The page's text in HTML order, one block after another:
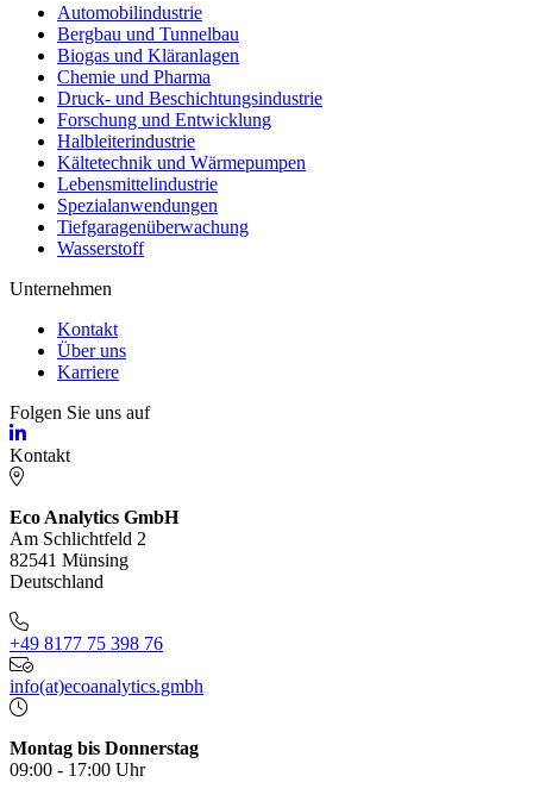
Automobilindustrie
Bergbau und Tunnelbau
Biogas und Kläranlagen
Chemie und Pharma
Druck- und Beschichtungsindustrie
Forschung und Entwicklung
Halbleiterindustrie
Kältetechnik und Wärmepumpen
Lebensmittelindustrie
Spezialanwendungen
Tiefgaragenüberwachung
Wasserstoff
Unternehmen
Kontakt
Über uns
Karriere
Folgen Sie uns auf
Kontakt
Eco Analytics GmbH
Am Schlichtfeld 2
82541 Münsing
Deutschland
+49 8177 75 398 76
info(at)ecoanalytics.gmbh
Montag bis Donnerstag
09:00 - 17:00 Uhr